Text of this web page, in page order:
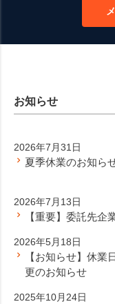
お知らせ
2026年7月31日
夏季休業のお知ら
2026年7月13日
【重要】委託先企
2026年5月18日
【お知らせ】休
更のお知らせ
2025年10月24日